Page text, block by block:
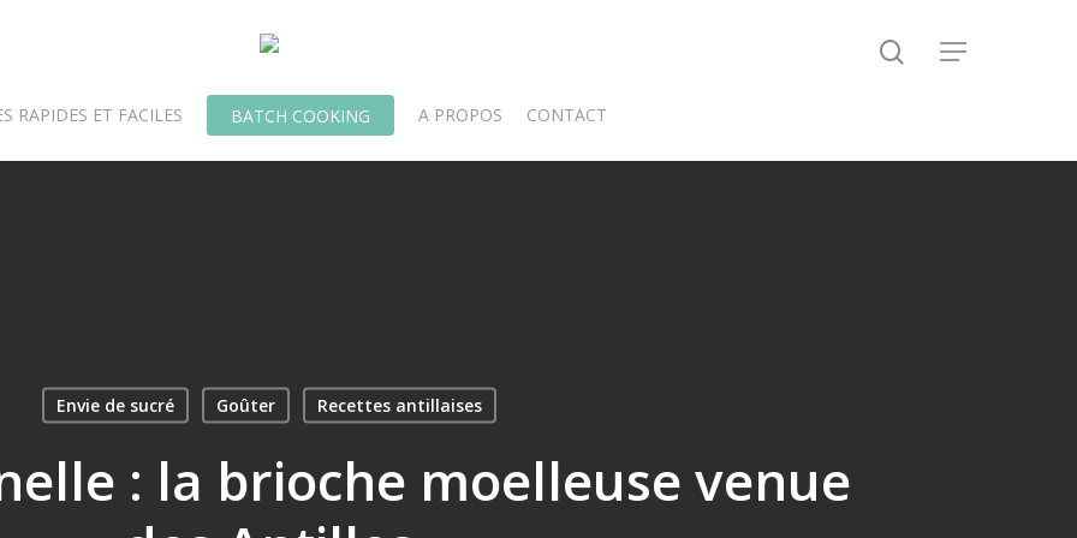
Menu
RAPIDES ET FACILES BATCH COOKING A PROPOS CONTACT
Envie de sucré Goûter Recettes antillaises
: la brioche moelleuse venue